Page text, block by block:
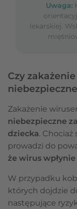
Uwaga:
lekarskiej.
Czy
Zakażenie
niebezpieczne
dziecka. Chociaż
prowadzi do
że wirus
W przypadku
których dojdzie
następujące